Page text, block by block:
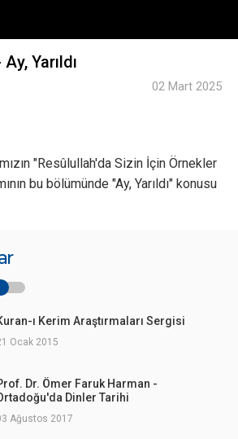
Yarıldı
02 Mart 2025
"Resûlullah'da Sizin İçin Örnekler
bu bölümünde "Ay, Yarıldı" konusu
ı Kerim Araştırmaları Sergisi
Ocak 2015
Dr. Ömer Faruk Harman -
Dinler Tarihi
Ağustos 2017